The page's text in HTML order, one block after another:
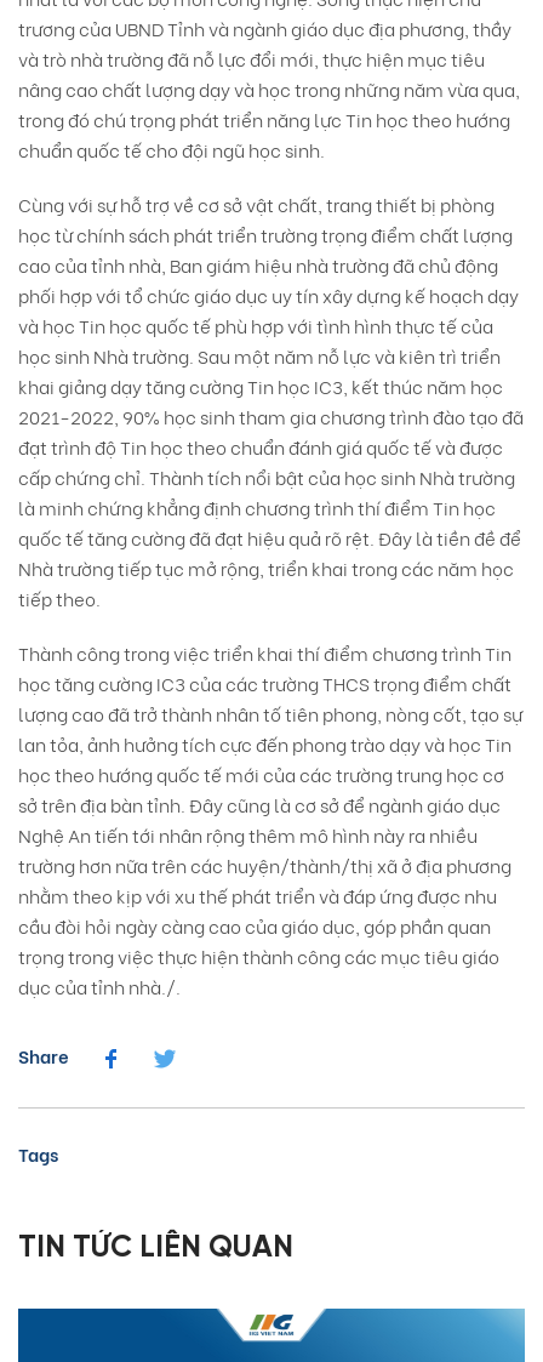
trương của UBND Tỉnh và ngành giáo dục địa phương, thầy
và trò nhà trường đã nỗ lực đổi mới, thực hiện mục tiêu
nâng cao chất lượng dạy và học trong những năm vừa qua,
trong đó chú trọng phát triển năng lực Tin học theo hướng
chuẩn quốc tế cho đội ngũ học sinh.
Cùng với sự hỗ trợ về cơ sở vật chất, trang thiết bị phòng
học từ chính sách phát triển trường trọng điểm chất lượng
cao của tỉnh nhà, Ban giám hiệu nhà trường đã chủ động
phối hợp với tổ chức giáo dục uy tín xây dựng kế hoạch dạy
và học Tin học quốc tế phù hợp với tình hình thực tế của
học sinh Nhà trường. Sau một năm nỗ lực và kiên trì triển
khai giảng dạy tăng cường Tin học IC3, kết thúc năm học
2021-2022, 90% học sinh tham gia chương trình đào tạo đã
đạt trình độ Tin học theo chuẩn đánh giá quốc tế và được
cấp chứng chỉ. Thành tích nổi bật của học sinh Nhà trường
là minh chứng khẳng định chương trình thí điểm Tin học
quốc tế tăng cường đã đạt hiệu quả rõ rệt. Đây là tiền đề để
Nhà trường tiếp tục mở rộng, triển khai trong các năm học
tiếp theo.
Thành công trong việc triển khai thí điểm chương trình Tin
học tăng cường IC3 của các trường THCS trọng điểm chất
lượng cao đã trở thành nhân tố tiên phong, nòng cốt, tạo sự
lan tỏa, ảnh hưởng tích cực đến phong trào dạy và học Tin
học theo hướng quốc tế mới của các trường trung học cơ
sở trên địa bàn tỉnh. Đây cũng là cơ sở để ngành giáo dục
Nghệ An tiến tới nhân rộng thêm mô hình này ra nhiều
trường hơn nữa trên các huyện/thành/thị xã ở địa phương
nhằm theo kịp với xu thế phát triển và đáp ứng được nhu
cầu đòi hỏi ngày càng cao của giáo dục, góp phần quan
trọng trong việc thực hiện thành công các mục tiêu giáo
dục của tỉnh nhà./.
Share
Tags
TIN TỨC LIÊN QUAN